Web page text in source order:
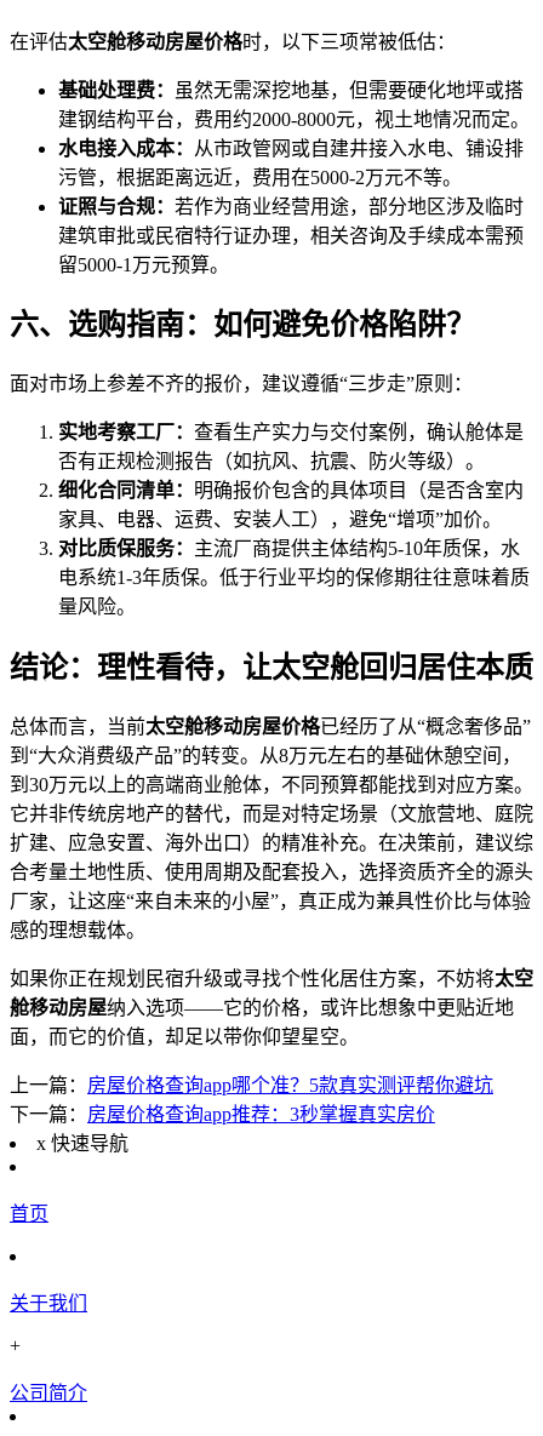
在评估太空舱移动房屋价格时，以下三项常被低估：
基础处理费：
虽然无需深挖地基，但需要硬化地坪或搭
建钢结构平台，费用约2000-8000元，视土地情况而定。
水电接入成本：
从市政管网或自建井接入水电、铺设排
污管，根据距离远近，费用在5000-2万元不等。
证照与合规： 若作为商业经营用途，部分地区涉及临时
建筑审批或民宿特行证办理，相关咨询及手续成本需预
留5000-1万元预算。
六、选购指南：如何避免价格陷阱？
面对市场上参差不齐的报价，建议遵循“三步走”原则：
实地考察工厂： 查看生产实力与交付案例，确认舱体是
否有正规检测报告（如抗风、抗震、防火等级）。
细化合同清单： 明确报价包含的具体项目（是否含室内
家具、电器、运费、安装人工），避免“增项”加价。
对比质保服务： 主流厂商提供主体结构5-10年质保，水
电系统1-3年质保。低于行业平均的保修期往往意味着质
量风险。
结论：理性看待，让太空舱回归居住本质
总体而言，当前太空舱移动房屋价格已经历了从“概念奢侈品”
到“大众消费级产品”的转变。从8万元左右的基础休憩空间，
到30万元以上的高端商业舱体，不同预算都能找到对应方案。
它并非传统房地产的替代，而是对特定场景（文旅营地、庭院
扩建、应急安置、海外出口）的精准补充。在决策前，建议综
合考量土地性质、使用周期及配套投入，选择资质齐全的源头
厂家，让这座“来自未来的小屋”，真正成为兼具性价比与体验
感的理想载体。
如果你正在规划民宿升级或寻找个性化居住方案，不妨将太空
舱移动房屋纳入选项——它的价格，或许比想象中更贴近地
面，而它的价值，却足以带你仰望星空。
上一篇： 房屋价格查询app哪个准？5款真实测评帮你避坑
下一篇： 房屋价格查询app推荐：3秒掌握真实房价
x 快速导航
首页
关于我们
+
公司简介